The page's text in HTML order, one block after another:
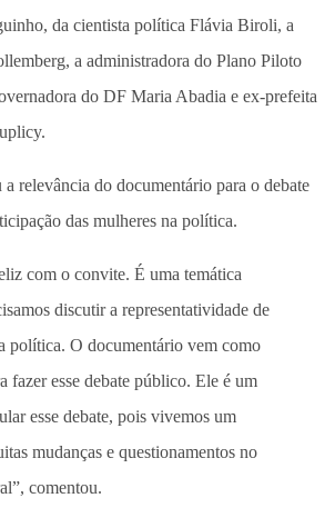
da cientista política Flávia Biroli, a
a administradora do Plano Piloto
do DF Maria Abadia e ex-prefeita
relevância do documentário para o debate
das mulheres na política.
com o convite. É uma temática
discutir a representatividade de
política. O documentário vem como
fazer esse debate público. Ele é um
esse debate, pois vivemos um
mudanças e questionamentos no
comentou.